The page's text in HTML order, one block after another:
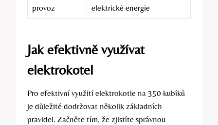
provoz
elektrické ⁤energie
Jak efektivně využívat
elektrokotel
Pro efektivní využití elektrokotle na 350 kubíků
je důležité dodržovat několik základních
pravidel. Začněte tím, že zjistíte správnou